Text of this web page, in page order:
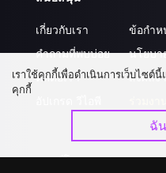
เกี่ยวกับเรา
คำถามที่พบบ่อย
ติดต่อเรา
ข้อกำห
นโยบา
ส่งผล
ดาวน์โหลดแอป
เราใช้คุกกี้เพื่อดำเนินการเว็บไซต์
คุกกี้
ฉั